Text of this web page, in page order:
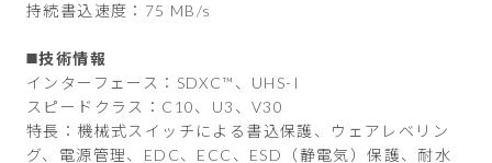
持続書込速度：75 MB/s
◼️技術情報
インターフェース：SDXC™、UHS-I
スピードクラス：C10、U3、V30
特長：機械式スイッチによる書込保護、ウェアレベリン
グ、電源管理、EDC、ECC、ESD（静電気）保護、耐水